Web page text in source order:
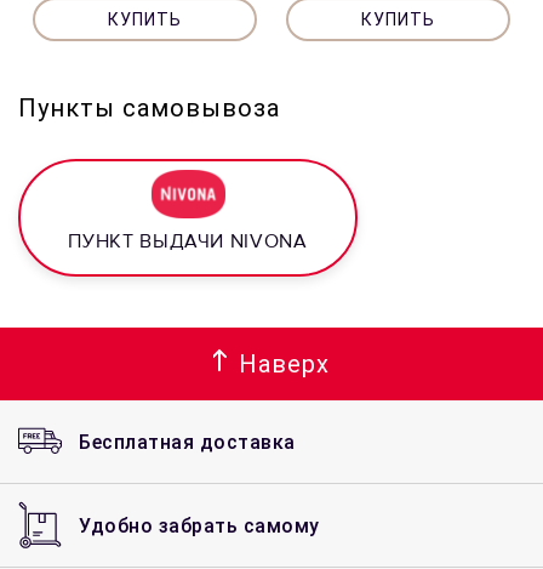
КУПИТЬ КУПИТЬ
Пункты самовывоза
ПУНКТ ВЫДАЧИ NIVONA
Наверх
Бесплатная доставка
Удобно забрать самому